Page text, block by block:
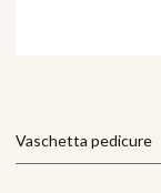
Vaschetta pedicure